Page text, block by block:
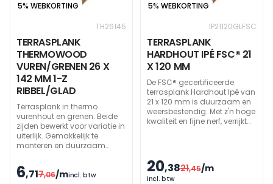
5% WEBKORTING
TH26145
TERRASPLANK
THERMOWOOD
VUREN/GRENEN 26 X
142 MM 1-Z
RIBBEL/GLAD
Terrasplank in thermo
vurenhout en grenen. Beide
zijden bewerkt voor variatie in
uiterlijk. Gemakkelijk te
monteren en duurzaam
behandeling.
6,717,06/mincl. btw
5% WEBKORTING
IP21120GLFSC
TERRASPLANK
HARDHOUT IPÉ FSC® 21
X 120 MM
De FSC® gecertificeerde
terrasplank Hardhout Ipé van
21 x 120 mm is duurzaam en
weersbestendig. Met z'n hoge
kwaliteit en fijne nerf, verrijkt
onderhoud vereist.
20,3821,45/m
incl. btw